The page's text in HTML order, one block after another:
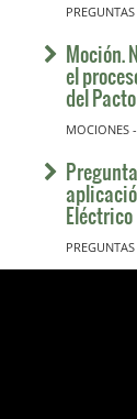
Moción.
el
del
MOCIONES
Eléctrico